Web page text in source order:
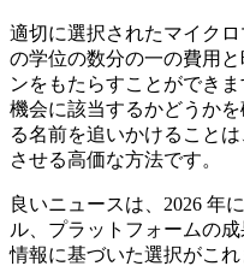
適切に選択されたマイク
の学位の数分の一の費用
ンをもたらすことができ
機会に該当するかどうか
る名前を追いかけること
させる高価な方法です。
良いニュースは、2026 年
ル、プラットフォームの
情報に基づいた選択がこ